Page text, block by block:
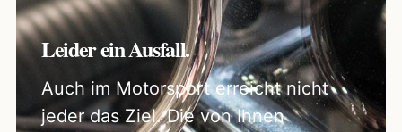
Leider ein Ausfall.
Auch im Motorsport erreicht nicht
jeder das Ziel. Die von Ihnen